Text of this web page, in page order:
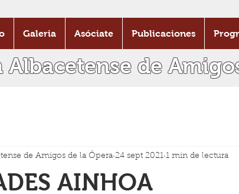
Publicaciones
Asóciate
Galeria
Albacetense de
AINHOA
de Amigos de la Ópera 24 sept 2021 1 min de lectura